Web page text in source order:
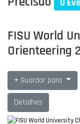
0
FISU World
Orienteering
Guardar para
Detalhes